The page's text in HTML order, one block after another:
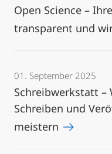
Open Science –
transparent und
01. September 2025
Schreibwerkstatt –
Schreiben und
meistern